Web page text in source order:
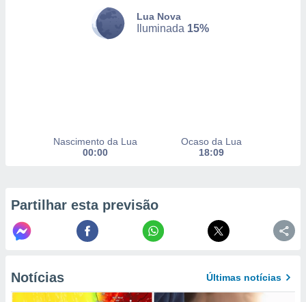
ou aceder
num
Lua Nova
Iluminada 15%
Nascimento da Lua
00:00
Ocaso da Lua
18:09
Partilhar esta previsão
Notícias Últimas notícias